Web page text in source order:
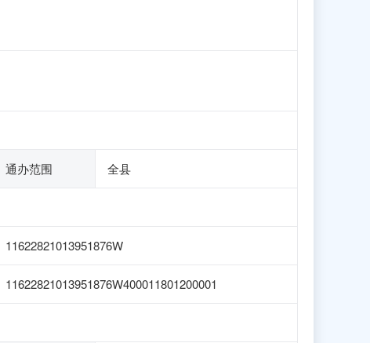
通办范围 全县
11622821013951876W
11622821013951876W400011801200001